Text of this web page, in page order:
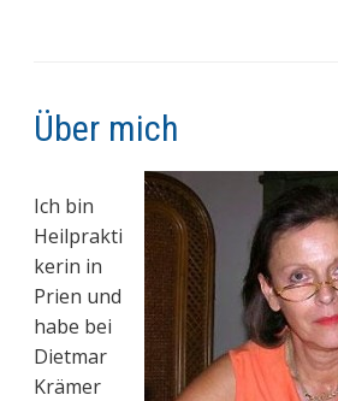
Über mich
Ich bin
Heilprakti
kerin in
Prien und
habe bei
Dietmar
Krämer